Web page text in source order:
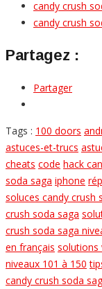
candy crush
candy crush
Partagez :
Partager
Tags : 100 doors
astuces-et-trucs
cheats code hack
soda saga iphone
soluces candy crush
crush soda saga
crush soda saga
en français solutions
niveaux 101 à 150
candy crush soda